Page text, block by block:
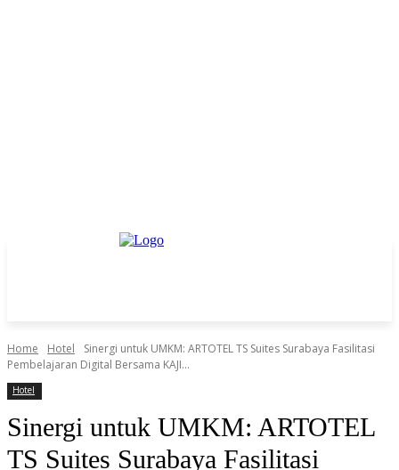
Home Hotel
Sinergi untuk UMKM: ARTOTEL TS Suites Surabaya Fasilitasi
Pembelajaran Digital Bersama KAJI...
Hotel
Sinergi untuk UMKM: ARTOTEL
TS Suites Surabaya Fasilitasi